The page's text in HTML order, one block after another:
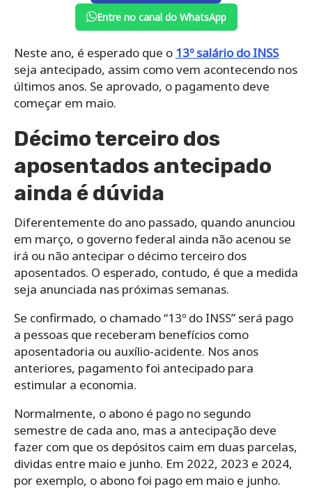
Entre no canal do WhatsApp
Neste ano, é esperado que o 13º salário do INSS
seja antecipado, assim como vem acontecendo nos
últimos anos. Se aprovado, o pagamento deve
começar em maio.
Décimo terceiro dos
aposentados antecipado
ainda é dúvida
Diferentemente do ano passado, quando anunciou
em março, o governo federal ainda não acenou se
irá ou não antecipar o décimo terceiro dos
aposentados. O esperado, contudo, é que a medida
seja anunciada nas próximas semanas.
Se confirmado, o chamado “13º do INSS” será pago
a pessoas que receberam benefícios como
aposentadoria ou auxílio-acidente. Nos anos
anteriores, pagamento foi antecipado para
estimular a economia.
Normalmente, o abono é pago no segundo
semestre de cada ano, mas a antecipação deve
fazer com que os depósitos caim em duas parcelas,
dividas entre maio e junho. Em 2022, 2023 e 2024,
por exemplo, o abono foi pago em maio e junho.